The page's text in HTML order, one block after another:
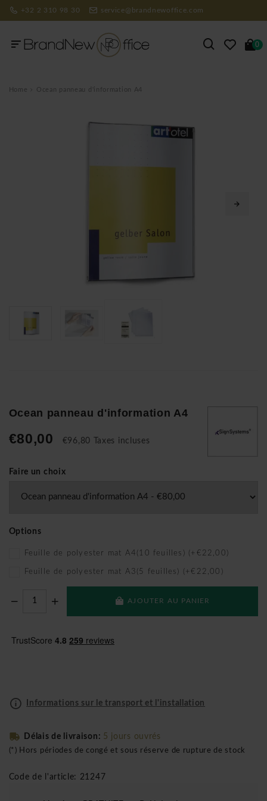
+32 2 310 98 30 service@brandnewoffice.com
0
Home Ocean panneau d'information A4
Ocean panneau d'information A4
€80,00 €96,80 Taxes incluses
Faire un choix
Options
Feuille de polyester mat A4(10 feuilles) (+€22,00)
Feuille de polyester mat A3(5 feuilles) (+€22,00)
AJOUTER AU PANIER
Informations sur le transport et l'installation
Délais de livraison: 5 jours ouvrés
(*) Hors périodes de congé et sous réserve de rupture de stock
Code de l'article: 21247